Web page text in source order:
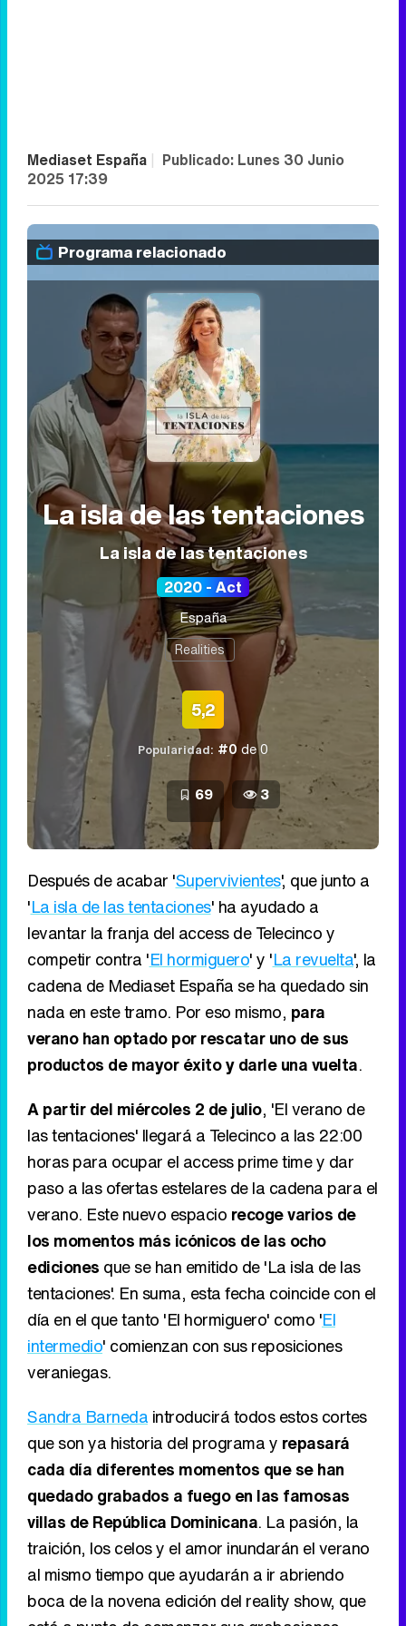
Mediaset España Publicado:Lunes 30 Junio
2025 17:39
Programa relacionado
La isla de las tentaciones
La isla de las tentaciones
2020 - Act
España
Realities
5,2
Popularidad:
69 3
Después de acabar 'Supervivientes ', que junto a
'La isla de las tentaciones' ha ayudado a
levantar la franja del access de Telecinco y
competir contra 'El hormiguero' y 'La revuelta
cadena de Mediaset España se ha quedado sin
nada en este tramo. Por eso mismo,para
verano han optado por rescatar uno de sus
productos de mayor éxito y darle una vuelta.
A partir del miércoles 2 de julio, 'El verano de
las tentaciones' llegará a Telecinco a las 22:00
horas para ocupar el access prime time y dar
paso a las ofertas estelares de la cadena para el
verano. Este nuevo espacio recoge varios de
los momentos más icónicos de las ocho
edicionesque se han emitido de 'La isla de las
tentaciones'. En suma, esta fecha coincide con el
día en el que tanto 'El hormiguero' como 'El
intermedio' comienzan con sus reposiciones
veraniegas.
Sandra Barnedaintroducirá todos estos cortes